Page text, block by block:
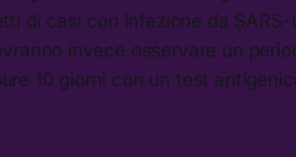
di casi con infezione da
invece osservare un
10 giorni con un test